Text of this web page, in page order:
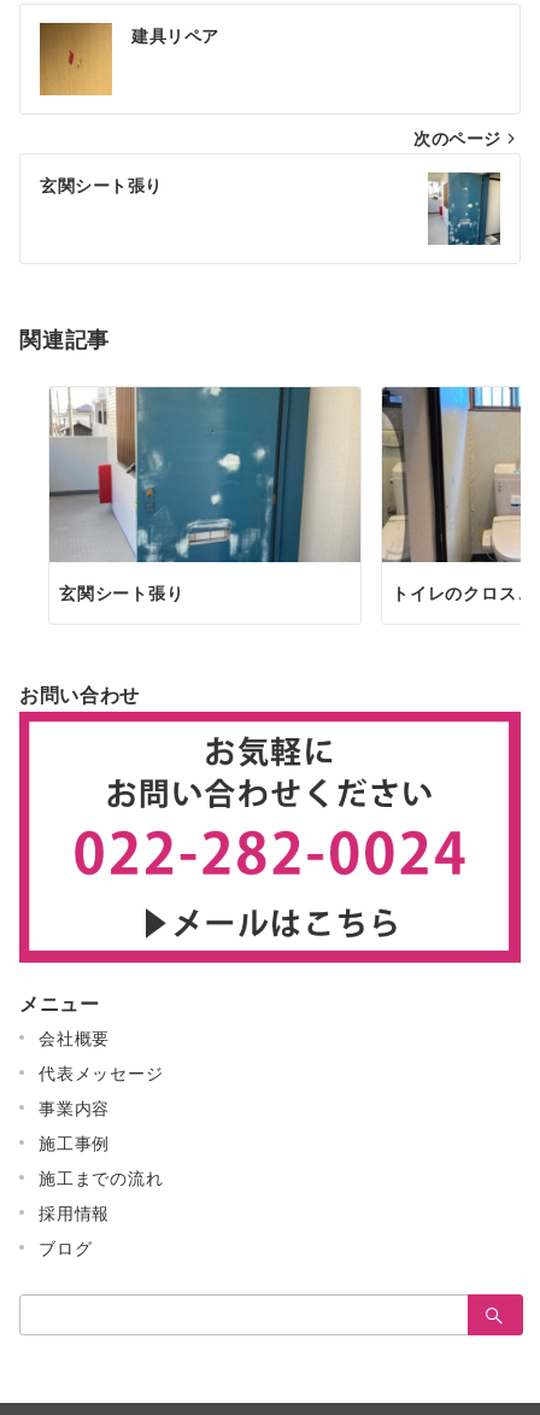
投
稿
ナ
ビ
ゲ
シ
ン
建具リペア
次のページ
玄関シート張り
関連記事
玄関シート張り トイレのクロス
お問い合わせ
メニュー
会社概要
代表メッセージ
事業内容
施工事例
施工までの流れ
採用情報
ブログ
索：